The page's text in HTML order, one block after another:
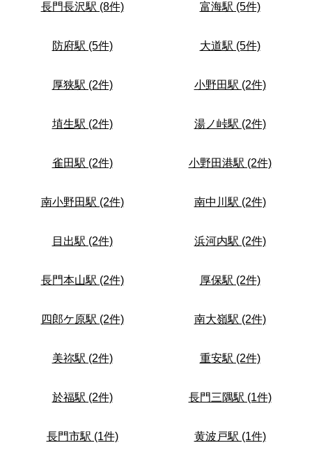
長門長沢駅 (8件) 富海駅 (5件)
防府駅 (5件) 大道駅 (5件)
厚狭駅 (2件) 小野田駅 (2件)
埴生駅 (2件) 湯ノ峠駅 (2件)
雀田駅 (2件) 小野田港駅 (2件)
南小野田駅 (2件) 南中川駅 (2件)
目出駅 (2件) 浜河内駅 (2件)
長門本山駅 (2件) 厚保駅 (2件)
四郎ケ原駅 (2件) 南大嶺駅 (2件)
美祢駅 (2件) 重安駅 (2件)
於福駅 (2件) 長門三隅駅 (1件)
長門市駅 (1件) 黄波戸駅 (1件)